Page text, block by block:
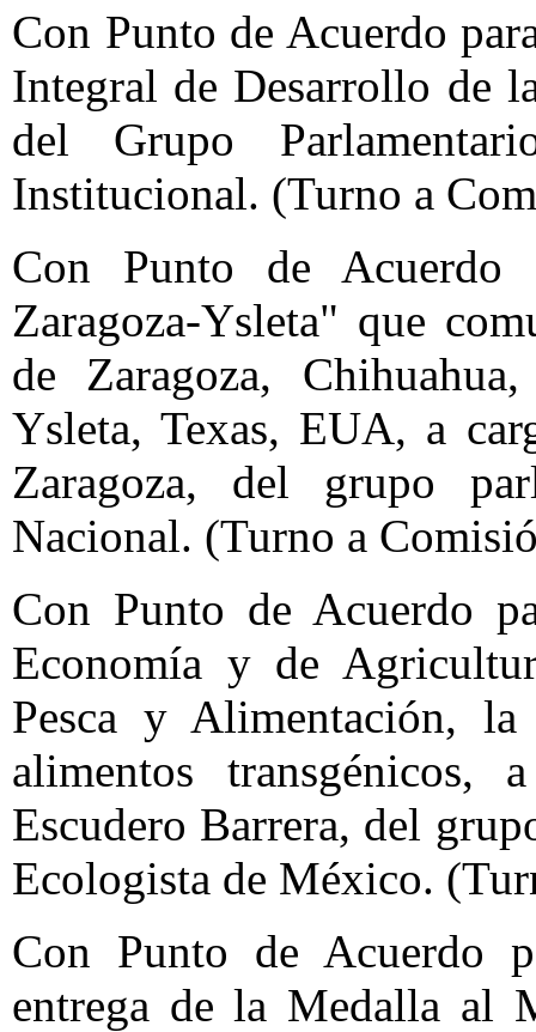
Con Punto de Acuerdo
Integral de Desarrollo de
del Grupo
Institucional. (Turno a
Con Punto de Acuerdo
Zaragoza-Ysleta" que
de Zaragoza,
Ysleta, Texas, EUA, a
Zaragoza, del grupo
Nacional. (Turno a
Con Punto de Acuerdo
Economía y de
Pesca y Alimentación,
alimentos
Escudero Barrera, del
Ecologista de México.
Con Punto de Acuerdo
entrega de la Medalla al